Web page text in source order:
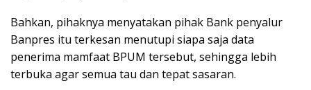
Bahkan, pihaknya menyatakan pihak Bank penyalur
Banpres itu terkesan menutupi siapa saja data
penerima mamfaat BPUM tersebut, sehingga lebih
terbuka agar semua tau dan tepat sasaran.